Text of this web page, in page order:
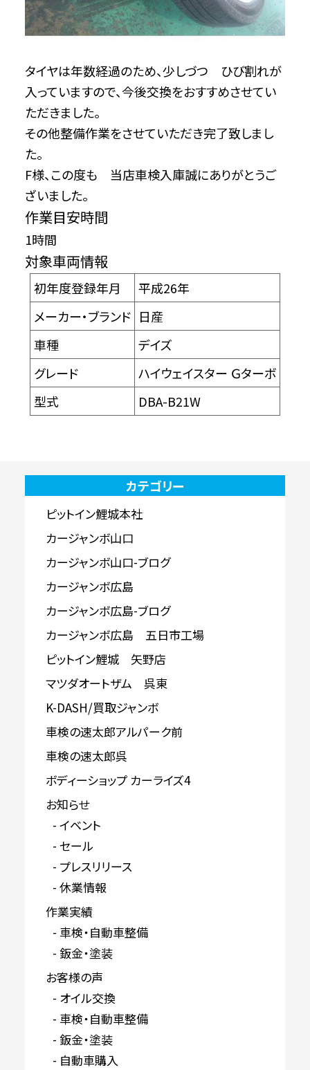
タイヤは年数経過のため、少しづつ ひび割れが
入っていますので、今後交換をおすすめさせてい
ただきました。
その他整備作業をさせていただき完了致しまし
た。
F様、この度も 当店車検入庫誠にありがとうご
ざいました。
作業目安時間
1時間
対象車両情報
初年度登録年月
平成26年
メーカー・ブランド 日産
車種
デイズ
グレード
ハイウェイスター Ｇターボ
型式
DBA-B21W
カテゴリー
ピットイン鯉城本社
カージャンボ山口
カージャンボ山口-ブログ
カージャンボ広島
カージャンボ広島-ブログ
カージャンボ広島 五日市工場
ピットイン鯉城 矢野店
マツダオートザム 呉東
K-DASH/買取ジャンボ
車検の速太郎アルパーク前
車検の速太郎呉
ボディーショップ カーライズ4
お知らせ
イベント
セール
プレスリリース
休業情報
作業実績
車検・自動車整備
鈑金・塗装
お客様の声
オイル交換
車検・自動車整備
鈑金・塗装
自動車購入